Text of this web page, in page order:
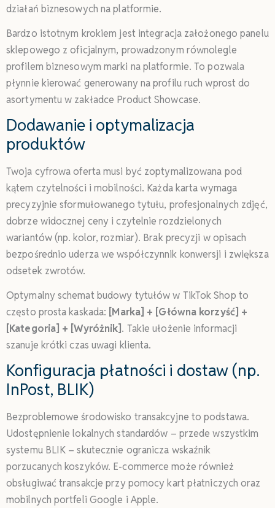
działań biznesowych na platformie.
Bardzo istotnym krokiem jest integracja założonego panelu
sklepowego z oficjalnym, prowadzonym równolegle
profilem biznesowym marki na platformie. To pozwala
płynnie kierować generowany na profilu ruch wprost do
asortymentu w zakładce Product Showcase.
Dodawanie i optymalizacja
produktów
Twoja cyfrowa oferta musi być zoptymalizowana pod
kątem czytelności i mobilności. Każda karta wymaga
precyzyjnie sformułowanego tytułu, profesjonalnych zdjęć,
dobrze widocznej ceny i czytelnie rozdzielonych
wariantów (np. kolor, rozmiar). Brak precyzji w opisach
bezpośrednio uderza we współczynnik konwersji i zwiększa
odsetek zwrotów.
Optymalny schemat budowy tytułów w TikTok Shop to
często prosta kaskada: [Marka] + [Główna korzyść] +
[Kategoria] + [Wyróżnik]. Takie ułożenie informacji
szanuje krótki czas uwagi klienta.
Konfiguracja płatności i dostaw (np.
InPost, BLIK)
Bezproblemowe środowisko transakcyjne to podstawa.
Udostępnienie lokalnych standardów – przede wszystkim
systemu BLIK – skutecznie ogranicza wskaźnik
porzucanych koszyków. E-commerce może również
obsługiwać transakcje przy pomocy kart płatniczych oraz
mobilnych portfeli Google i Apple.